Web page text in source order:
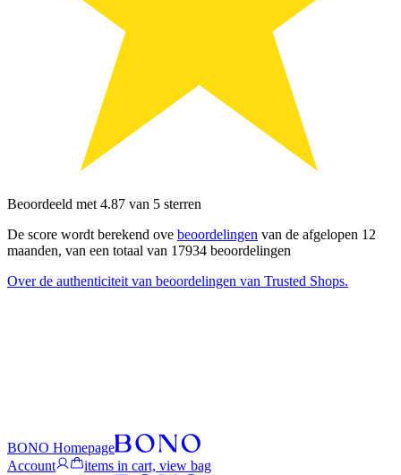
Beoordeeld met 4.87 van 5 sterren
De score wordt berekend ove beoordelingen van de afgelopen 12
maanden, van een totaal van 17934 beoordelingen
Over de authenticiteit van beoordelingen van Trusted Shops.
BONO Homepage
Account
items in cart, view bag